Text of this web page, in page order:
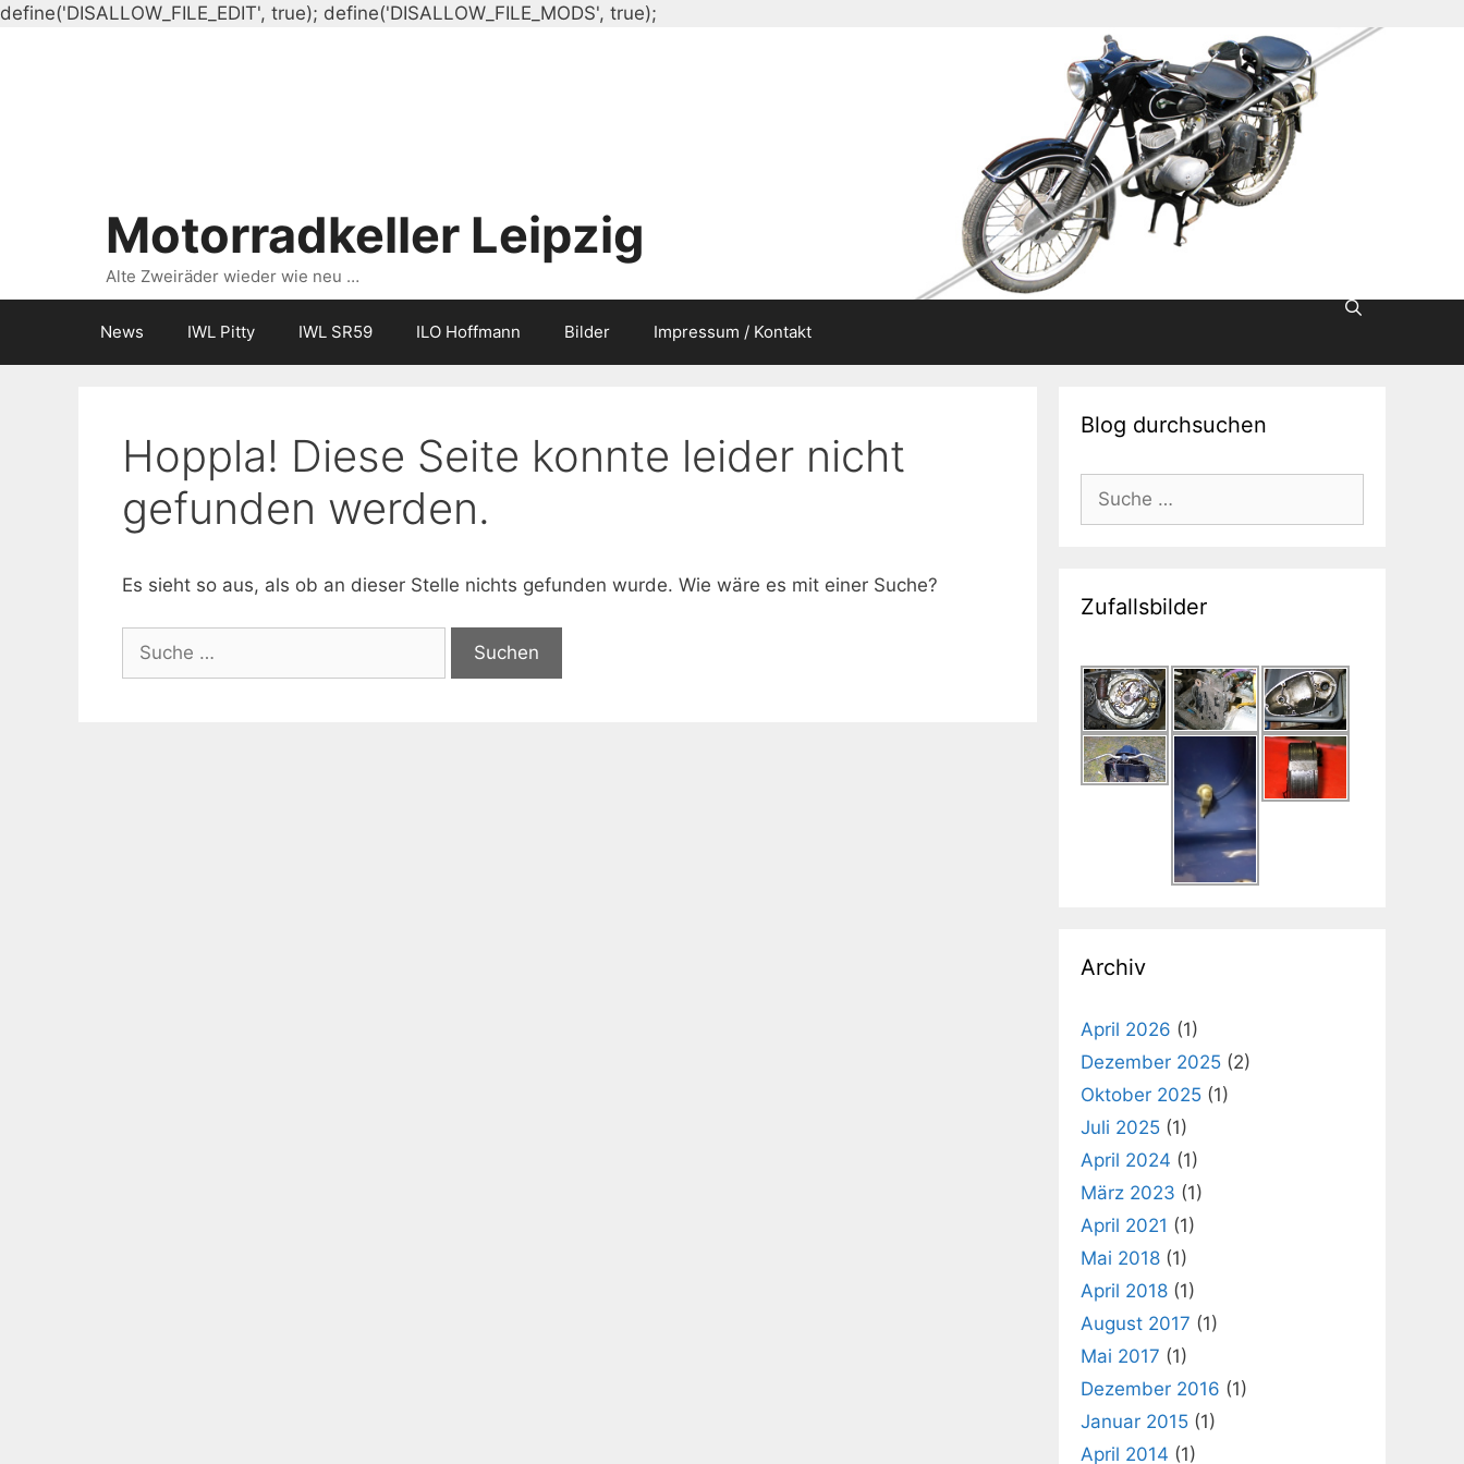
define('DISALLOW_FILE_EDIT', true); define('DISALLOW_FILE_MODS', true);
Motorradkeller Leipzig
Alte Zweiräder wieder wie neu …
News IWL Pitty IWL SR59 ILO Hoffmann Bilder Impressum / Kontakt
Hoppla! Diese Seite konnte leider nicht
gefunden werden.
Es sieht so aus, als ob an dieser Stelle nichts gefunden wurde. Wie wäre es mit einer Suche?
nach:
Blog durchsuchen
Suche
nach:
Zufallsbilder
Archiv
April 2026 (1)
Dezember 2025 (2)
Oktober 2025 (1)
Juli 2025 (1)
April 2024 (1)
März 2023 (1)
April 2021 (1)
Mai 2018 (1)
April 2018 (1)
August 2017 (1)
Mai 2017 (1)
Dezember 2016 (1)
Januar 2015 (1)
April 2014 (1)